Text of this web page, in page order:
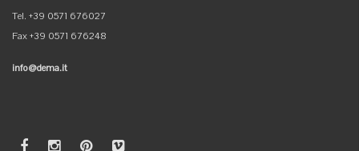
Tel. +39 0571 676027
Fax +39 0571 676248
info@dema.it